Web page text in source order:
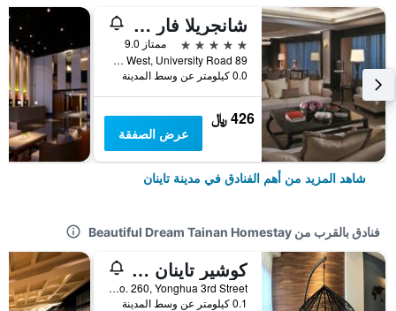
شانجريلا فار إيسترن تاينان
5 نجوم
ممتاز 9.0
89 Section West, University Road, مدينة تاينان, تايوان
0.0 كيلومتر عن وسط المدينة
426 ﷼
عرض الصفقة
شاهد المزيد من أهم الفنادق في مدينة تاينان
فنادق بالقرب من Beautiful Dream Tainan Homestay
كوشير تاينان بد آند بريكفاست
No. 260, Yonghua 3rd Street, مدينة تاينان, تايوان
0.1 كيلومتر عن وسط المدينة